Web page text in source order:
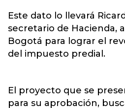
Este dato lo llevará
secretario de Hacienda,
Bogotá para lograr el
del impuesto predial.
El proyecto que se
para su aprobación,